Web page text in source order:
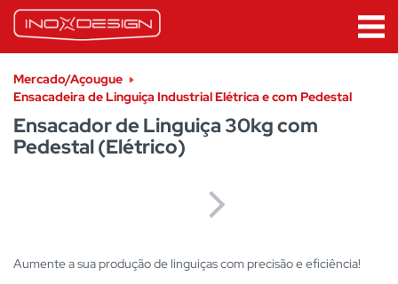
Mercado/Açougue
Ensacadeira de Linguiça Industrial Elétrica e com Pedestal
Ensacador de Linguiça 30kg com
Pedestal (Elétrico)
Aumente a sua produção de linguiças com precisão e eficiência!